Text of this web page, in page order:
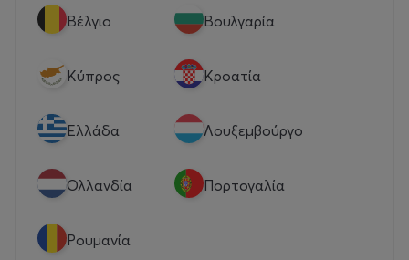
Βέλγιο Βουλγαρία
Κύπρος Κροατία
Eλλάδα Λουξεμβούργο
Ολλανδία Πορτογαλία
Ρουμανία